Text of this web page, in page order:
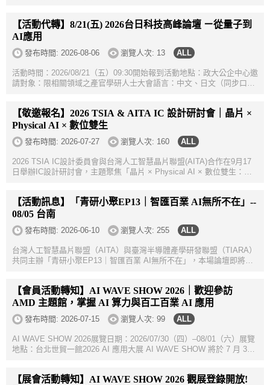
【活動代轉】8/21(五) 2026台日科技高峰論壇 ㄧ從量子到
AI應用
發布時間: 2026-08-06 瀏覽人次: 13
活動時間：2026/08/21（五）09:30開始報到活動地點：政大公企中心邀
請對象：限相關領域之產官學研人士大會語言：中文、日文（同步口
【敬邀報名】2026 TSIA & AITA IC 設計研討會｜晶片 ×
Physical AI × 數位雙生
發布時間: 2026-07-27 瀏覽人次: 160
2026 TSIA IC設計委員會與台灣人工智慧晶片聯盟(AITA)合作在9月17
日舉辦IC設計研討會，主題聚焦「晶片 × Physical AI × 數位雙生：打
【活動訊息】「青研小聚EP13｜智匯百業 AI無所不在」--
08/05 台南
發布時間: 2026-06-10 瀏覽人次: 255
台灣人工智慧晶片聯盟（AITA）與臺灣半導體產學研發聯盟（TIARA）
共同主辦「青研小聚EP13｜智匯百業 AI無所不在」，本場論壇即將於
【會員活動轉知】AI WAVE SHOW 2026｜歡迎參訪
AMD 主題館，掌握 AI 算力與百工百業 AI 應用
發布時間: 2026-07-15 瀏覽人次: 99
AI WAVE SHOW 2026展覽日期：2026/07/30（四）–08/01（六）展覽
地點：台北世貿一館2026 AI 應用大展 AI WAVE SHOW 將於 7 月 30
【展會活動轉知】AI WAVE SHOW 2026 觀展登錄開放!